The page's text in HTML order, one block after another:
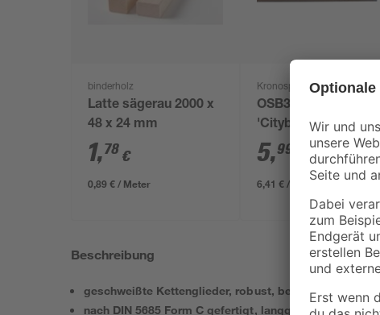
binderholz
Latte sägerau 2000 x
48 x 24 mm
1,78 €
0,89 € / Meter
Kronospan
OSB3-Verlegeplatte
'Cityboard'
ungeschliffen 1690 x
634 x 12 mm
5,99
/ m²
6,41 € / Pack
Beschreibung
geschweißte Kettenglieder, robust, belastbar
nach DIN 5685 Form C gefertigt, langgliedrig